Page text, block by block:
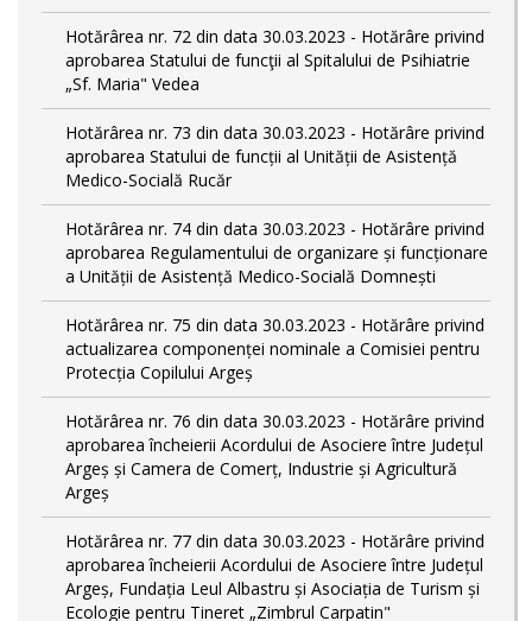
Hotărârea nr. 72 din data 30.03.2023 - Hotărâre privind
aprobarea Statului de funcţii al Spitalului de Psihiatrie
„Sf. Maria" Vedea
Hotărârea nr. 73 din data 30.03.2023 - Hotărâre privind
aprobarea Statului de funcții al Unității de Asistență
Medico-Socială Rucăr
Hotărârea nr. 74 din data 30.03.2023 - Hotărâre privind
aprobarea Regulamentului de organizare și funcționare
a Unității de Asistență Medico-Socială Domnești
Hotărârea nr. 75 din data 30.03.2023 - Hotărâre privind
actualizarea componenței nominale a Comisiei pentru
Protecția Copilului Argeș
Hotărârea nr. 76 din data 30.03.2023 - Hotărâre privind
aprobarea încheierii Acordului de Asociere între Județul
Argeș și Camera de Comerț, Industrie și Agricultură
Argeș
Hotărârea nr. 77 din data 30.03.2023 - Hotărâre privind
aprobarea încheierii Acordului de Asociere între Județul
Argeș, Fundația Leul Albastru și Asociația de Turism și
Ecologie pentru Tineret „Zimbrul Carpatin"